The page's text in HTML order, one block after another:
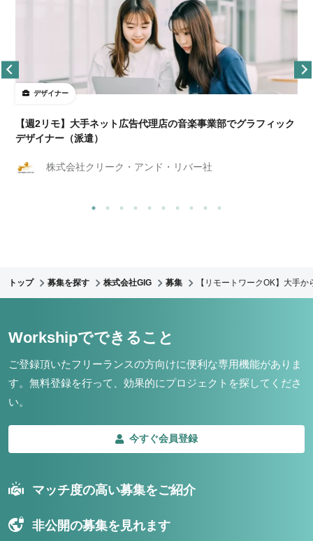
デザイナー
【週2リモ】大手ネット広告代理店の音楽事業部でグラフィック
デザイナー（派遣）
株式会社クリーク・アンド・リバー社
トップ 募集を探す 株式会社GIG 募集 【リモートワークOK】大手
Workshipでできること
ご登録頂いたフリーランスの方向けに便利な専用機能がありま
す。 無料登録を行って、効果的にプロジェクトを探してくださ
い。
今すぐ会員登録
マッチ度の高い募集をご紹介
非公開の募集を見れます